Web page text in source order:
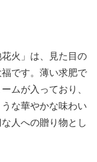
火」は、見た目の
です。薄い求肥で
ムが入っており、
な華やかな味わい
人への贈り物とし